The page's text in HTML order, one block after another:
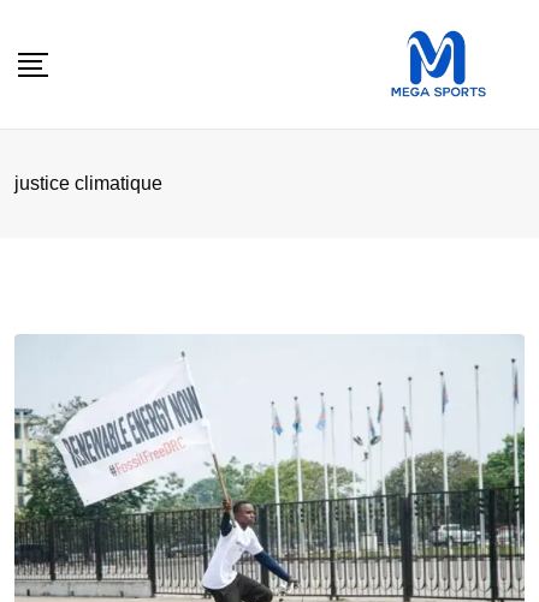
justice climatique